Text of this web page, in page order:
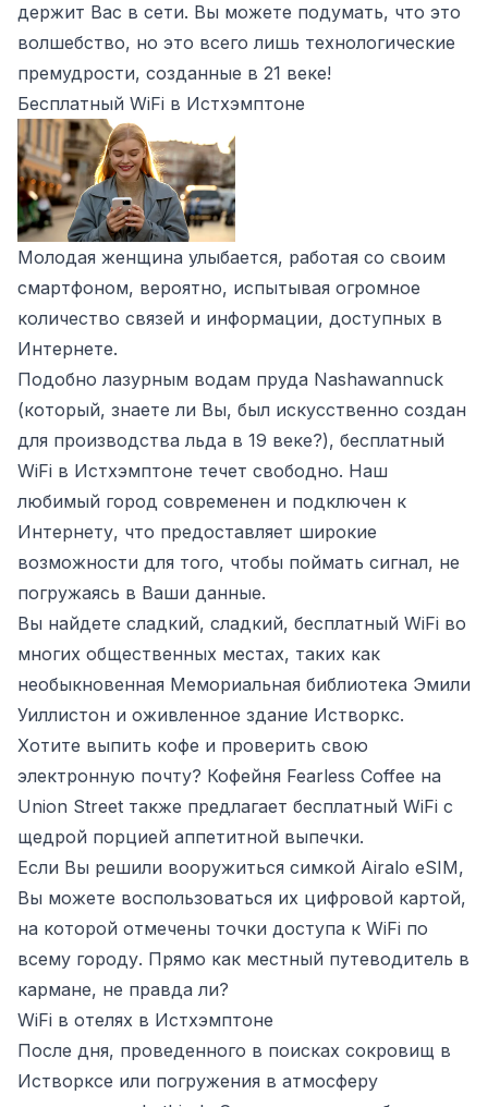
держит Вас в сети. Вы можете подумать, что это
волшебство, но это всего лишь технологические
премудрости, созданные в 21 веке!
Бесплатный WiFi в Истхэмптоне
Молодая женщина улыбается, работая со своим
смартфоном, вероятно, испытывая огромное
количество связей и информации, доступных в
Интернете.
Подобно лазурным водам пруда Nashawannuck
(который, знаете ли Вы, был искусственно создан
для производства льда в 19 веке?), бесплатный
WiFi в Истхэмптоне течет свободно. Наш
любимый город современен и подключен к
Интернету, что предоставляет широкие
возможности для того, чтобы поймать сигнал, не
погружаясь в Ваши данные.
Вы найдете сладкий, сладкий, бесплатный WiFi во
многих общественных местах, таких как
необыкновенная Мемориальная библиотека Эмили
Уиллистон и оживленное здание Истворкс.
Хотите выпить кофе и проверить свою
электронную почту? Кофейня Fearless Coffee на
Union Street также предлагает бесплатный WiFi с
щедрой порцией аппетитной выпечки.
Если Вы решили вооружиться симкой Airalo eSIM,
Вы можете воспользоваться их цифровой картой,
на которой отмечены точки доступа к WiFi по
всему городу. Прямо как местный путеводитель в
кармане, не правда ли?
WiFi в отелях в Истхэмптоне
После дня, проведенного в поисках сокровищ в
Истворксе или погружения в атмосферу